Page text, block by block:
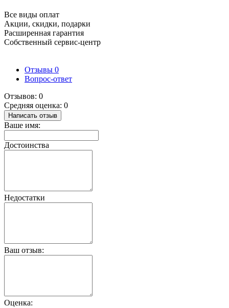
Все виды оплат
Акции, скидки, подарки
Расширенная гарантия
Собственный сервис-центр
Отзывы 0
Вопрос-ответ
Отзывов: 0
Средняя оценка: 0
Написать отзыв
Ваше имя:
Достоинства
Недостатки
Ваш отзыв:
Оценка: